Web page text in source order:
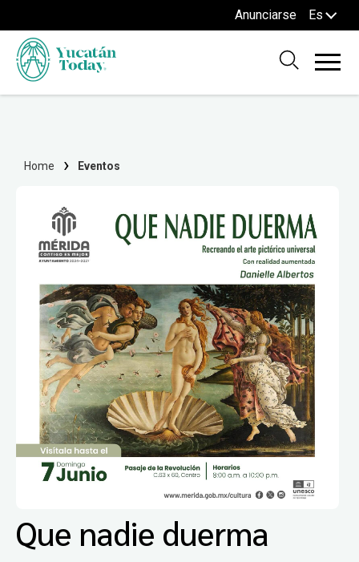
Anunciarse Es
Home Eventos
Que nadie duerma